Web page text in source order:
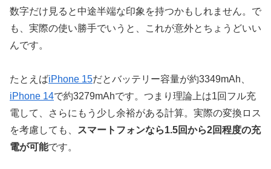
数字だけ見ると中途半端な印象を持つかもしれません。で
も、実際の使い勝手でいうと、これが意外とちょうどいい
んです。
たとえばiPhone 15だとバッテリー容量が約3349mAh、
iPhone 14で約3279mAhです。つまり理論上は1回フル充
電して、さらにもう少し余裕がある計算。実際の変換ロス
を考慮しても、
スマートフォンなら1.5回から2回程度の充
電が可能です。